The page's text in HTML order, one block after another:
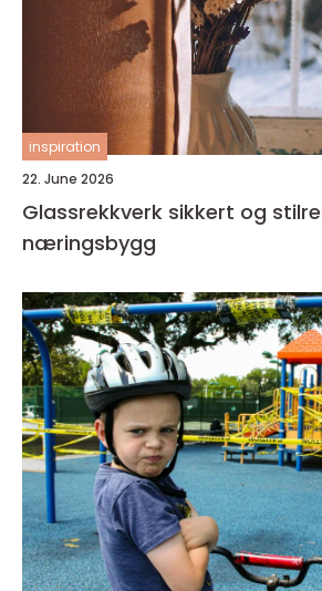
inspiration
22. June 2026
Glassrekkverk sikkert og stilrent for hjem og
næringsbygg